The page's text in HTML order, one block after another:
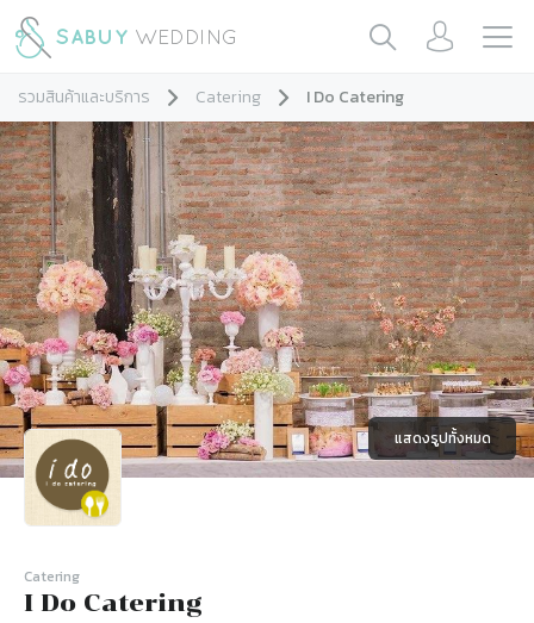
รวมสินค้าและบริการ Catering I Do Catering
แสดงรูปทั้งหมด
Catering
I Do Catering